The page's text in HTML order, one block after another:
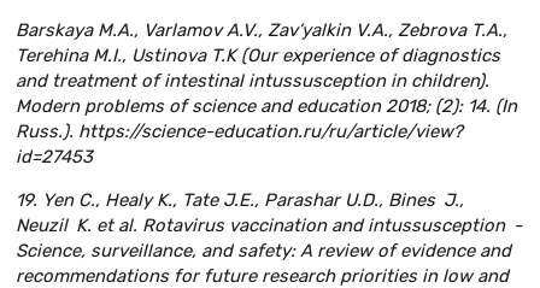
Barskaуa M.A., Varlamov A.V., Zav’уalkin V.A., Zebrova T.A.,
Terehina M.I., Ustinova T.K (Оur experience of diagnostics
and treatment of intestinal intussusception in children).
Modern problems of science and education 2018; (2): 14. (In
Russ.). https://science-education.ru/ru/article/view?
id=27453
19. Yen C., Healy K., Tate J.E., Parashar U.D., Bines J.,
Neuzil K. et al. Rotavirus vaccination and intussusception -
Science, surveillance, and safety: A review of evidence and
recommendations for future research priorities in low and